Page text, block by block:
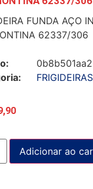
FUNDA AÇO
62337/306
Adicionar ao